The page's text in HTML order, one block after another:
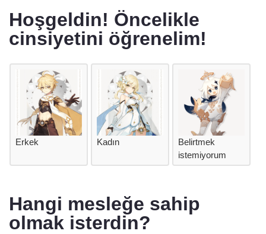
Hoşgeldin! Öncelikle
cinsiyetini öğrenelim!
Erkek Kadın
Belirtmek
istemiyorum
Hangi mesleğe sahip
olmak isterdin?